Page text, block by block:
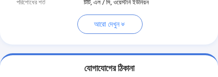
পরিশোধের শর্ত
টিটি, এল / সি, ওয়েস্টার্ন ইউনিয়ন
আরো দেখুন
যোগাযোগের ঠিকানা